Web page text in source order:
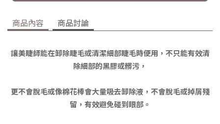
商品內容 商品討論
讓美睫師能在卸除睫毛或清潔細部睫毛時便用，不只能有效清
除細部的黑膠或髒污，
更不會脫毛或像棉花棒會大量吸去卸除液，不會脫毛或掉屑殘
留，有效避免碰到眼部。